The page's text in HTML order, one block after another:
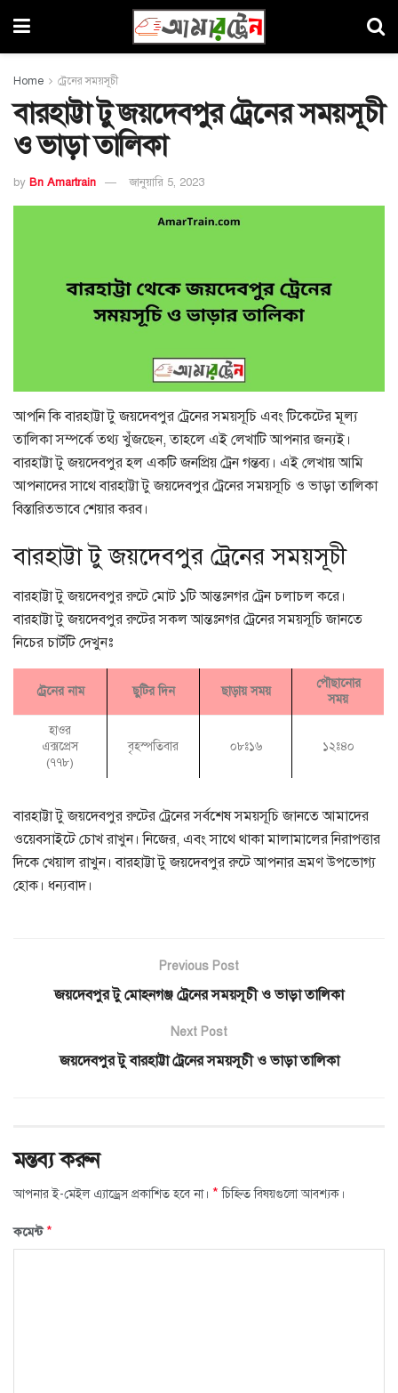
Home ট্রেনের সময়সূচী
বারহাট্টা টু জয়দেবপুর ট্রেনের সময়সূচী
ও ভাড়া তালিকা
by Bn Amartrain জানুয়ারি 5, 2023
আপনি কি বারহাট্টা টু জয়দেবপুর ট্রেনের সময়সূচি এবং টিকেটের মূল্য
তালিকা সম্পর্কে তথ্য খুঁজছেন, তাহলে এই লেখাটি আপনার জন্যই।
বারহাট্টা টু জয়দেবপুর হল একটি জনপ্রিয় ট্রেন গন্তব্য। এই লেখায় আমি
আপনাদের সাথে বারহাট্টা টু জয়দেবপুর ট্রেনের সময়সূচি ও ভাড়া তালিকা
বিস্তারিতভাবে শেয়ার করব।
বারহাট্টা টু জয়দেবপুর ট্রেনের সময়সূচী
বারহাট্টা টু জয়দেবপুর রুটে মোট ১টি আন্তঃনগর ট্রেন চলাচল করে।
বারহাট্টা টু জয়দেবপুর রুটের সকল আন্তঃনগর ট্রেনের সময়সূচি জানতে
নিচের চার্টটি দেখুনঃ
ট্রেনের নাম ছুটির দিন ছাড়ায় সময়
পৌছানোর
সময়
হাওর
এক্সপ্রেস
(৭৭৮)
বৃহস্পতিবার ০৮ঃ১৬ ১২ঃ৪০
বারহাট্টা টু জয়দেবপুর রুটের ট্রেনের সর্বশেষ সময়সূচি জানতে আমাদের
ওয়েবসাইটে চোখ রাখুন। নিজের, এবং সাথে থাকা মালামালের নিরাপত্তার
দিকে খেয়াল রাখুন। বারহাট্টা টু জয়দেবপুর রুটে আপনার ভ্রমণ উপভোগ্য
হোক। ধন্যবাদ।
Previous Post
জয়দেবপুর টু মোহনগঞ্জ ট্রেনের সময়সূচী ও ভাড়া তালিকা
Next Post
জয়দেবপুর টু বারহাট্টা ট্রেনের সময়সূচী ও ভাড়া তালিকা
মন্তব্য করুন
আপনার ই-মেইল এ্যাড্রেস প্রকাশিত হবে না। * চিহ্নিত বিষয়গুলো আবশ্যক।
কমেন্ট*